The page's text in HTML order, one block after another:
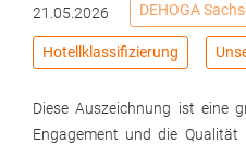
21.05.2026 DEHOGA
Hotellklassifizierung
Diese Auszeichnung ist eine
Engagement und die